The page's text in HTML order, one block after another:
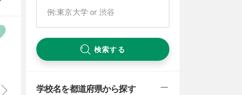
検索する
学校名を都道府県から探す